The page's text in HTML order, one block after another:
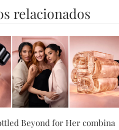
relacionados
Beyond for Her combina